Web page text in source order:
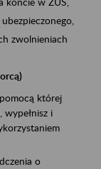
zwolnieniach
której
wypełnisz i
o